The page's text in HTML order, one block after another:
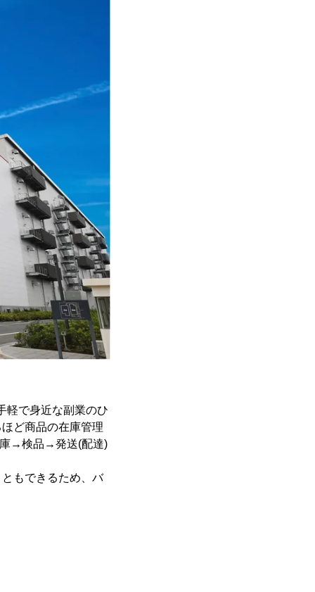
軽で身近な副業のひ
ど商品の在庫管理
庫→検品→発送(配達)
もできるため、バ